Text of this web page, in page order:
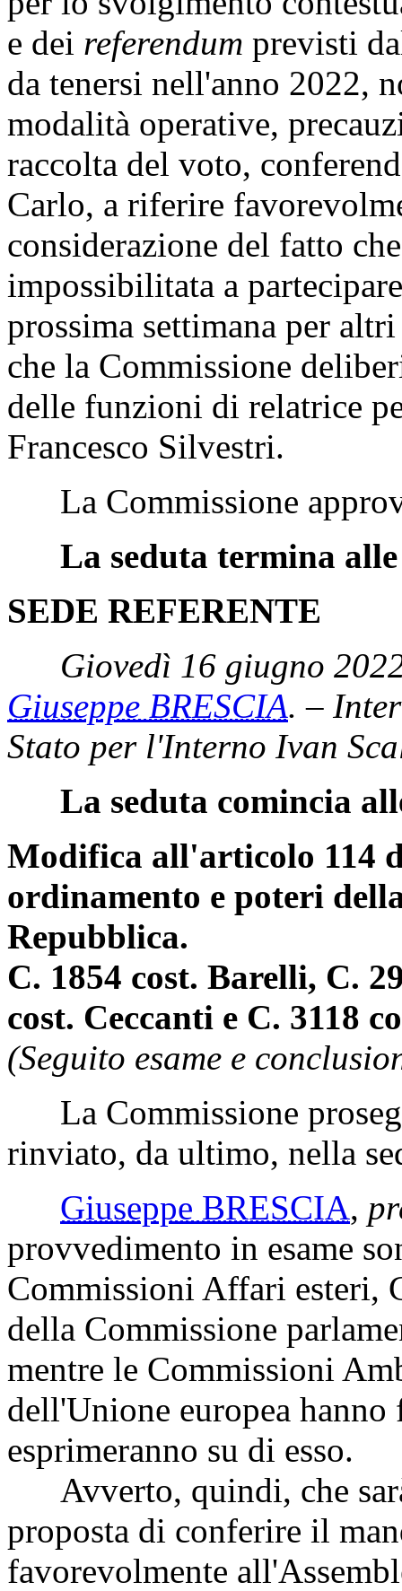
e dei referendum previsti
da tenersi nell'anno 2022,
modalità operative,
raccolta del voto,
Carlo, a riferire
considerazione del fatto
impossibilitata a
prossima settimana per
che la Commissione
delle funzioni di relatrice
Francesco Silvestri.
La Commissione
La seduta termina
SEDE REFERENTE
Giovedì 16 giugno
Giuseppe BRESCIA. –
Stato per l'Interno Ivan
La seduta comincia
Modifica all'articolo 114
ordinamento e poteri
Repubblica.
C. 1854 cost. Barelli, C.
cost. Ceccanti e C. 3118
(Seguito esame e
La Commissione
rinviato, da ultimo, nella
Giuseppe BRESCIA,
provvedimento in esame
Commissioni Affari esteri,
della Commissione
mentre le Commissioni
dell'Unione europea hanno
esprimeranno su di esso.
Avverto, quindi, che
proposta di conferire il
favorevolmente